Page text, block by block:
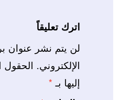
اترك تعليقاً
لن يتم نشر عنوان
الإلكتروني. الحقول
إليها بـ *